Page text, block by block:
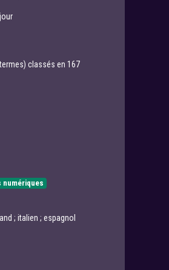
classés en 167
numériques
; italien ; espagnol